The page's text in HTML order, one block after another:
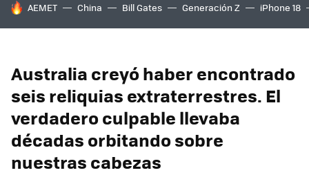
HOY SE HABLA DE
AEMET China Bill Gates Generación Z iPhone 18
Australia creyó haber encontrado
seis reliquias extraterrestres. El
verdadero culpable llevaba
décadas orbitando sobre
nuestras cabezas